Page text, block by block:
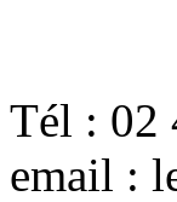
Tél : 02
email :